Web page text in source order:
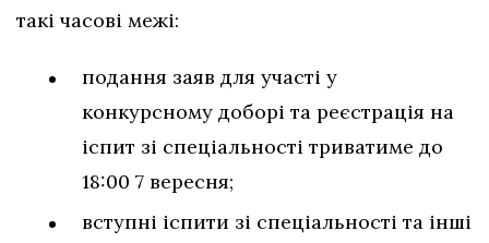
такі часові межі:
подання заяв для участі у
конкурсному доборі та реєстрація на
іспит зі спеціальності триватиме до
18:00 7 вересня;
вступні іспити зі спеціальності та інші